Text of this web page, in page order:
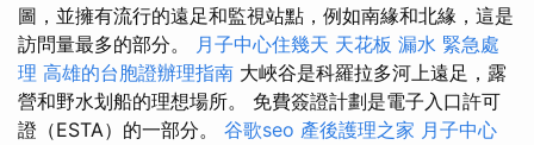
圖，並擁有流行的遠足和監視站點，例如南緣和北緣，這是
訪問量最多的部分。 月子中心住幾天 天花板 漏水 緊急處
理 高雄的台胞證辦理指南 大峽谷是科羅拉多河上遠足，露
營和野水划船的理想場所。 免費簽證計劃是電子入口許可
證（ESTA）的一部分。 谷歌seo 產後護理之家 月子中心